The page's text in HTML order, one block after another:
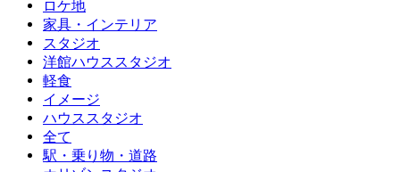
ロケ地
家具・インテリア
スタジオ
洋館ハウススタジオ
軽食
イメージ
ハウススタジオ
全て
駅・乗り物・道路